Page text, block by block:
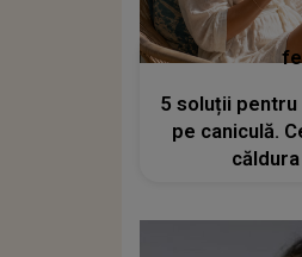
5 soluții
pe caniculă.